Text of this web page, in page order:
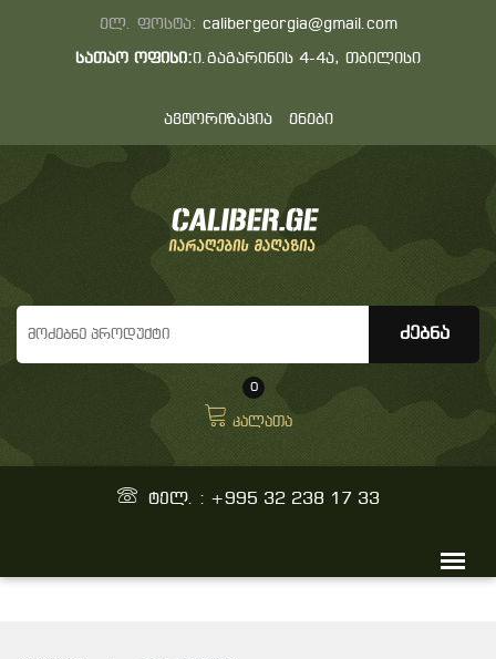
ელ. ფოსტა: calibergeorgia@gmail.com
სათაო ოფისი:ი.გაგარინის 4-4ა, თბილისი
ავტორიზაცია ენები
0
კალათა
ტელ. : +995 32 238 17 33